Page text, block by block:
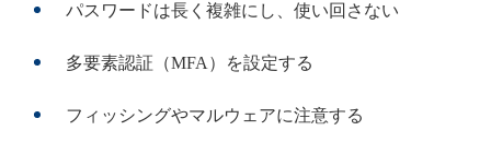
パスワードは長く複雑にし、使い回さない
多要素認証（MFA）を設定する
フィッシングやマルウェアに注意する